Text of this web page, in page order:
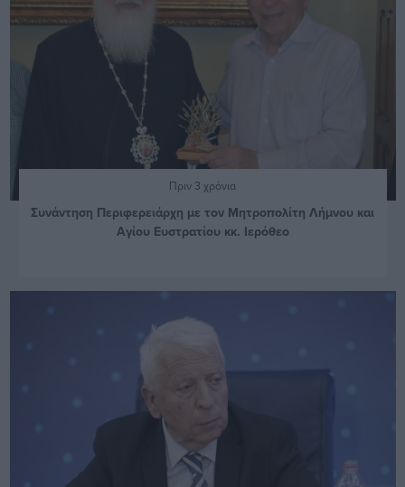
Πριν 3 χρόνια
Συνάντηση Περιφερειάρχη με τον Μητροπολίτη Λήμνου και
Αγίου Ευστρατίου κκ. Ιερόθεο